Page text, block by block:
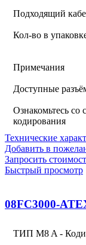
Подходящий
Кол-во в
Примечания
Доступные
Ознакомьтесь
кодирования
Технические
Добавить в
Запросить
Быстрый просмотр
08FC3000-
ТИП M8 A -